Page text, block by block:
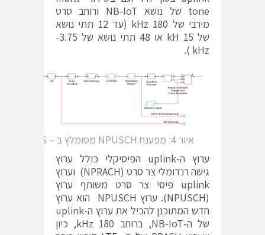
tone של נושא NB-IoT ורוחב סרט
מירבי של 180 kHz (עד 12 תתי נושא
של 15 kH או 48 תתי נושא של 3.75-
kHz ).
איור 4: מפענח NPUSCH מסומלץ ב – VS
ערוץ ה-uplink הפיסיקלי כולל ערוץ
גישה רנדומלי צר סרט (NPRACH) וערוץ
uplink פיסי צר סרט משותף ערוץ
(NPUSCH). ערוץ NPUSCH הוא ערוץ
חדש המתוכנן להכיל את ערוץ ה-uplink
של ה-NB-IoT, ברוחב 180 kHz, כיון